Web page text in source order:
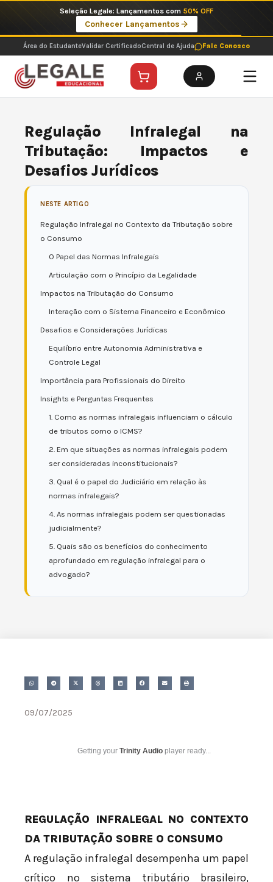
o
conteúdo
Imperdíveis no Pix: Pós Selecionadas a 199 reais no pix em parcela única
Ver ofertas
Área do EstudanteValidar CertificadoCentral de Ajuda Fale Conosco
Regulação Infralegal na
Tributação: Impactos e
Desafios Jurídicos
NESTE ARTIGO
Regulação Infralegal no Contexto da Tributação sobre
o Consumo
O Papel das Normas Infralegais
Articulação com o Princípio da Legalidade
Impactos na Tributação do Consumo
Interação com o Sistema Financeiro e Econômico
Desafios e Considerações Jurídicas
Equilíbrio entre Autonomia Administrativa e
Controle Legal
Importância para Profissionais do Direito
Insights e Perguntas Frequentes
1. Como as normas infralegais influenciam o cálculo
de tributos como o ICMS?
2. Em que situações as normas infralegais podem
ser consideradas inconstitucionais?
3. Qual é o papel do Judiciário em relação às
normas infralegais?
4. As normas infralegais podem ser questionadas
judicialmente?
5. Quais são os benefícios do conhecimento
aprofundado em regulação infralegal para o
advogado?
09/07/2025
Getting your Trinity Audio player ready...
REGULAÇÃO INFRALEGAL NO CONTEXTO
DA TRIBUTAÇÃO SOBRE O CONSUMO
A regulação infralegal desempenha um papel
crítico no sistema tributário brasileiro,